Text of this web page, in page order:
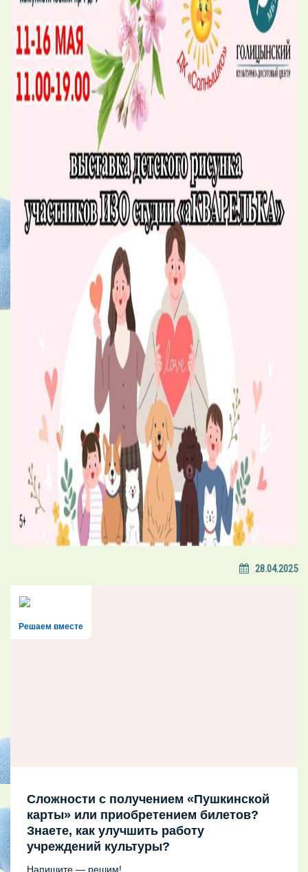
28.04.2025
Решаем вместе
Сложности с получением «Пушкинской
карты» или приобретением билетов?
Знаете, как улучшить работу
учреждений культуры?
Напишите — решим!